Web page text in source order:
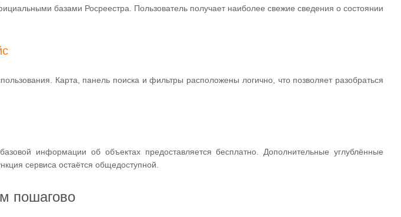
базами Росреестра. Пользователь получает наиболее свежие сведения о состоянии
Карта, панель поиска и фильтры расположены логично, что позволяет разобраться
информации об объектах предоставляется бесплатно. Дополнительные углублённые
сервиса остаётся общедоступной.
пошагово